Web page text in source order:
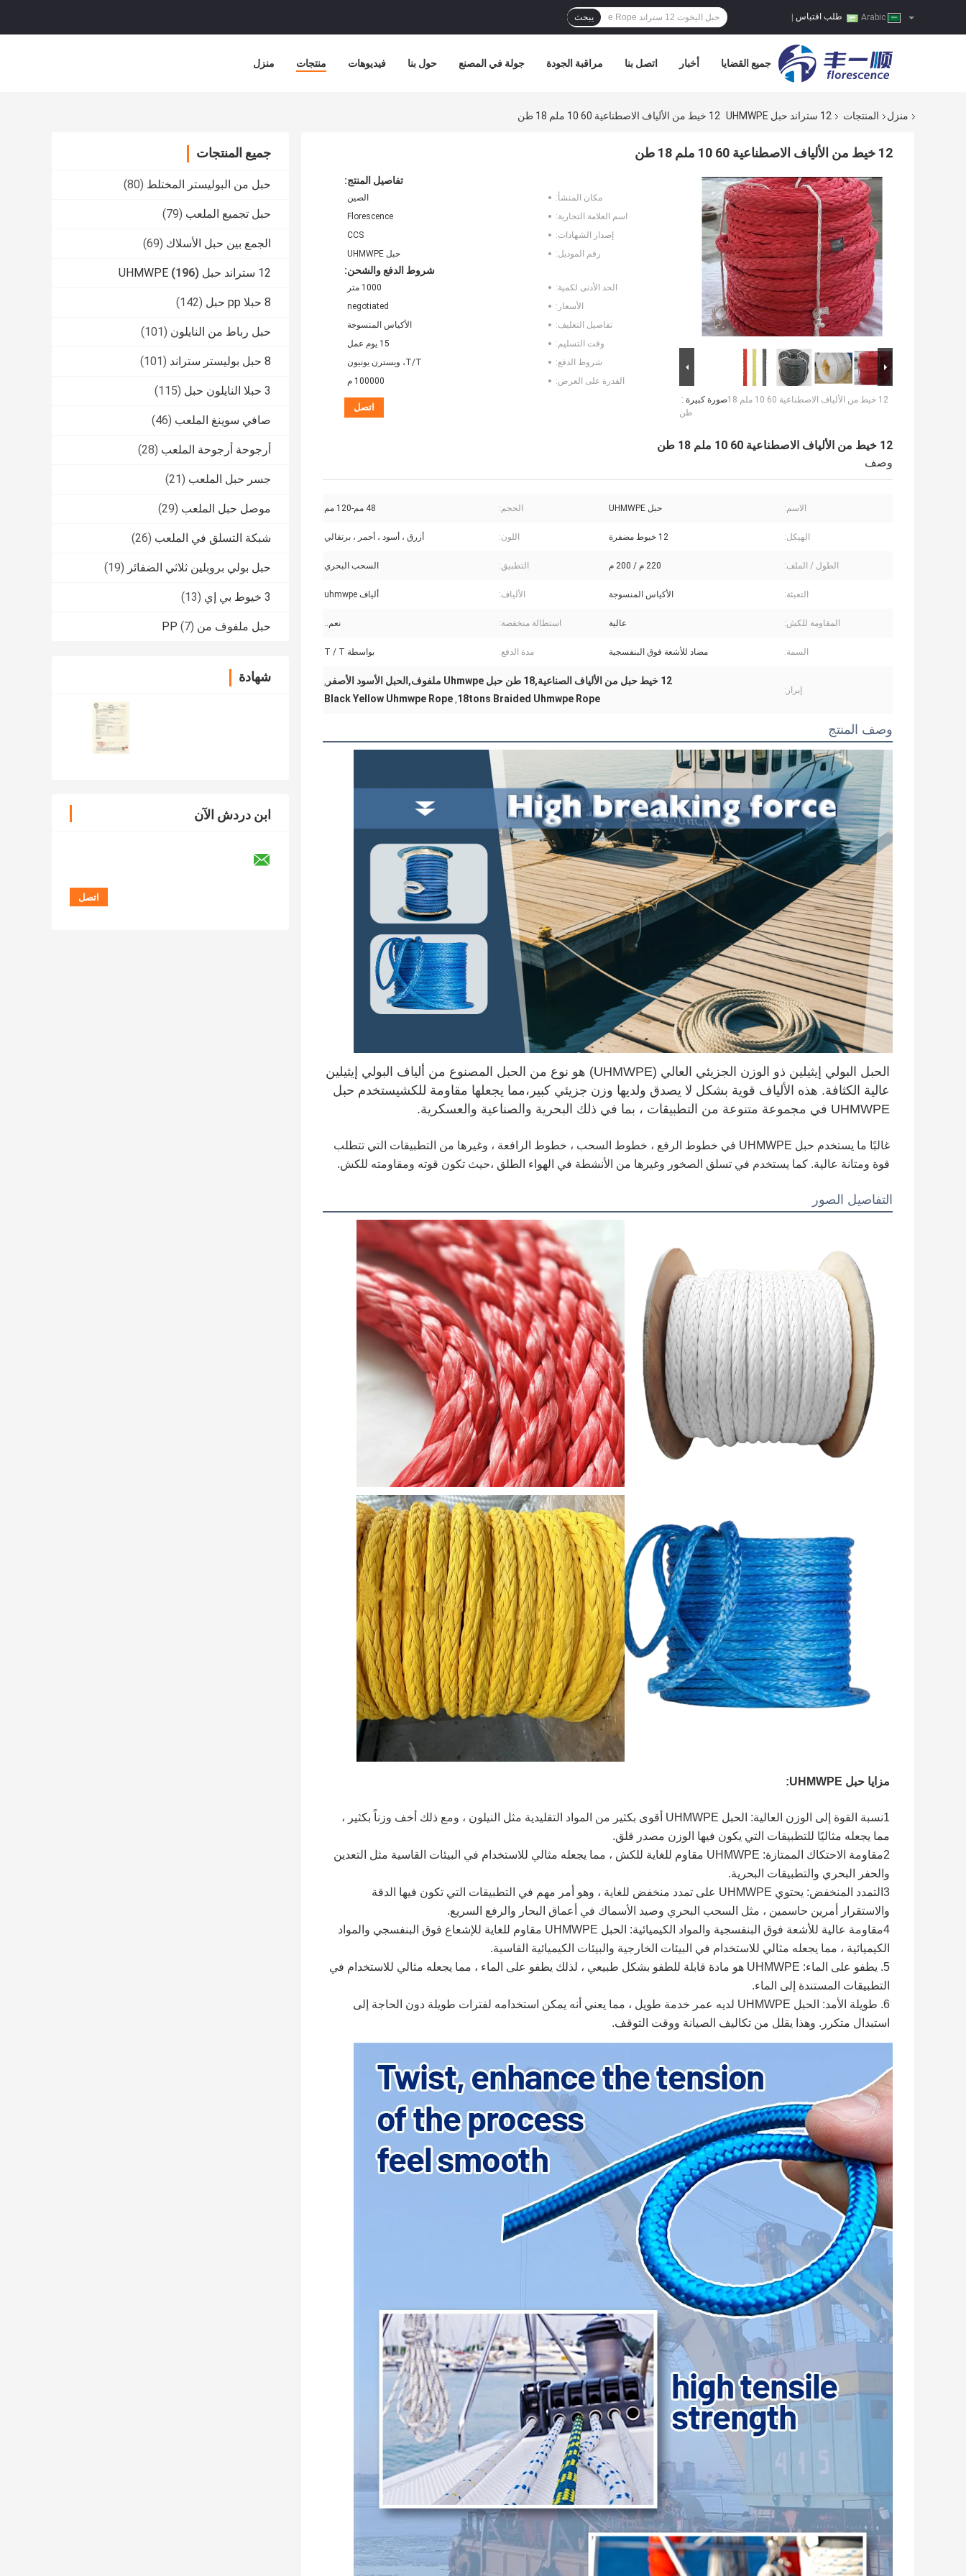
طلب اقتباس يبحث
منزل منتجات فيديوهات حول بنا جولة في المصنع مراقبة الجودة اتصل بنا أخبار جميع القضايا
منزل المنتجات 12 ستراند حبل UHMWPE 12 خيط من الألياف الاصطناعية 60 10 ملم 18 طن
جميع المنتجات
حبل من البوليستر المختلط (80)
حبل تجميع الملعب (79)
الجمع بين حبل الأسلاك (69)
12 ستراند حبل UHMWPE (196)
8 حبلا pp حبل (142)
حبل رباط من النايلون (101)
8 حبل بوليستر ستراند (101)
3 حبلا النايلون حبل (115)
صافي سوينغ الملعب (46)
أرجوحة أرجوحة الملعب (28)
جسر حبل الملعب (21)
موصل حبل الملعب (29)
شبكة التسلق في الملعب (26)
حبل بولي بروبلين ثلاثي الضفائر (19)
3 خيوط بي إي (13)
حبل ملفوف من PP (7)
شهادة
ابن دردش الآن
12 خيط من الألياف الاصطناعية 60 10 ملم 18 طن
صورة كبيرة :12 خيط من الألياف الاصطناعية 60 10 ملم 18
طن
تفاصيل المنتج:
مكان المنشأ:
الصين
اسم العلامة التجارية:
Florescence
إصدار الشهادات:
CCS
رقم الموديل:
حبل UHMWPE
شروط الدفع والشحن:
الحد الأدنى لكمية:
1000 متر
الأسعار:
negotiated
تفاصيل التغليف:
الأكياس المنسوجة
وقت التسليم:
15 يوم عمل
شروط الدفع:
T/T، ويسترن يونيون
القدرة على العرض:
100000 م
اتصل
12 خيط من الألياف الاصطناعية 60 10 ملم 18 طن
وصف
الاسم: حبل UHMWPE الحجم: 48 مم-120 مم
الهيكل: 12 خيوط مضفرة اللون: أزرق ، أسود ، أحمر ، برتقالي
الطول / الملف: 220 م / 200 م التطبيق: السحب البحري
التعبئة: الأكياس المنسوجة الألياف: ألياف uhmwpe
المقاومة للكش: عالية استطالة منخفضة: نعم..
السمة: مضاد للأشعة فوق البنفسجية مدة الدفع: بواسطة T / T
إبراز:
12 خيط حبل من الألياف الصناعية,18 طن حبل Uhmwpe ملفوف,الحبل الأسود الأصفر ,
18tons Braided Uhmwpe Rope
,
Black Yellow Uhmwpe Rope
وصف المنتج
الحبل البولي إيثيلين ذو الوزن الجزيئي العالي (UHMWPE) هو نوع من الحبل المصنوع من ألياف البولي إيثيلين
عالية الكثافة. هذه الألياف قوية بشكل لا يصدق ولديها وزن جزيئي كبير،مما يجعلها مقاومة للكشيستخدم حبل
UHMWPE في مجموعة متنوعة من التطبيقات ، بما في ذلك البحرية والصناعية والعسكرية.
غالبًا ما يستخدم حبل UHMWPE في خطوط الرفع ، خطوط السحب ، خطوط الرافعة ، وغيرها من التطبيقات التي تتطلب
قوة ومتانة عالية. كما يستخدم في تسلق الصخور وغيرها من الأنشطة في الهواء الطلق ،حيث تكون قوته ومقاومته للكش.
التفاصيل الصور
مزايا حبل UHMWPE:
1نسبة القوة إلى الوزن العالية: الحبل UHMWPE أقوى بكثير من المواد التقليدية مثل النيلون ، ومع ذلك أخف وزناً بكثير ،
مما يجعله مثاليًا للتطبيقات التي يكون فيها الوزن مصدر قلق.
2مقاومة الاحتكاك الممتازة: UHMWPE مقاوم للغاية للكش ، مما يجعله مثالي للاستخدام في البيئات القاسية مثل التعدين
والحفر البحري والتطبيقات البحرية.
3التمدد المنخفض: يحتوي UHMWPE على تمدد منخفض للغاية ، وهو أمر مهم في التطبيقات التي تكون فيها الدقة
والاستقرار أمرين حاسمين ، مثل السحب البحري وصيد الأسماك في أعماق البحار والرفع السريع.
4مقاومة عالية للأشعة فوق البنفسجية والمواد الكيميائية: الحبل UHMWPE مقاوم للغاية للإشعاع فوق البنفسجي والمواد
الكيميائية ، مما يجعله مثالي للاستخدام في البيئات الخارجية والبيئات الكيميائية القاسية.
5. يطفو على الماء: UHMWPE هو مادة قابلة للطفو بشكل طبيعي ، لذلك يطفو على الماء ، مما يجعله مثالي للاستخدام في
التطبيقات المستندة إلى الماء.
6. طويلة الأمد: الحبل UHMWPE لديه عمر خدمة طويل ، مما يعني أنه يمكن استخدامه لفترات طويلة دون الحاجة إلى
استبدال متكرر. وهذا يقلل من تكاليف الصيانة ووقت التوقف.